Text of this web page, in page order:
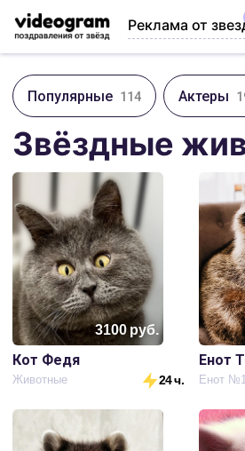
Реклама от
Популярные 114 Актеры
Звёздные
3100руб.
Кот Федя
Животные 24 ч.
Енот
Енот